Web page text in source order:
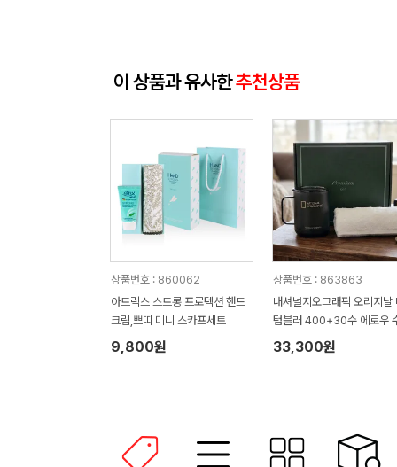
이 상품과 유사한추천상품
상품번호 : 860062
아트릭스 스트롱 프로텍션 핸드
크림,쁘띠 미니 스카프세트
9,800원
상품번호 : 863863
내셔널지오그래픽 오리지날
텀블러 400+30수 에로우
타올 텀블러세트 NL08
33,300원